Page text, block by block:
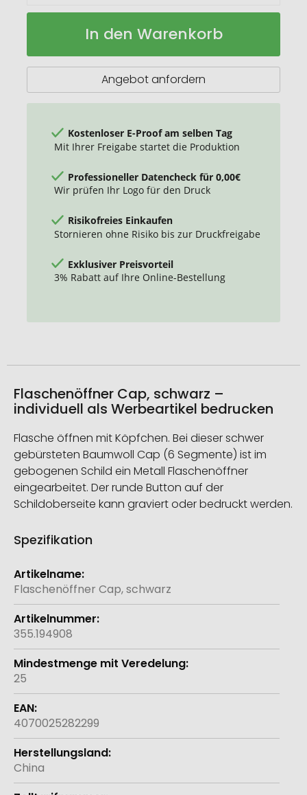
In den Warenkorb
Angebot anfordern
Kostenloser E-Proof am selben Tag
Mit Ihrer Freigabe startet die Produktion
Professioneller Datencheck für 0,00€
Wir prüfen Ihr Logo für den Druck
Risikofreies Einkaufen
Stornieren ohne Risiko bis zur Druckfreigabe
Exklusiver Preisvorteil
3% Rabatt auf Ihre Online-Bestellung
Flaschenöffner Cap, schwarz –
individuell als Werbeartikel bedrucken
Flasche öffnen mit Köpfchen. Bei dieser schwer
gebürsteten Baumwoll Cap (6 Segmente) ist im
gebogenen Schild ein Metall Flaschenöffner
eingearbeitet. Der runde Button auf der
Schildoberseite kann graviert oder bedruckt werden.
Spezifikation
Weitere
Informationen
Flaschenöffner Cap, schwarz
355.194908
25
4070025282299
China